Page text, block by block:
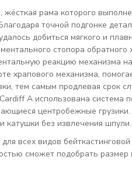
рама которого
точной подгонке
добиться мягкого и
стопора обратного
реакцию механизма
храпового механизма,
тем самым продлевая срок
A использована система
центробежные
катушки без извлечения шпули.
всех видов
сможет подобрать размер